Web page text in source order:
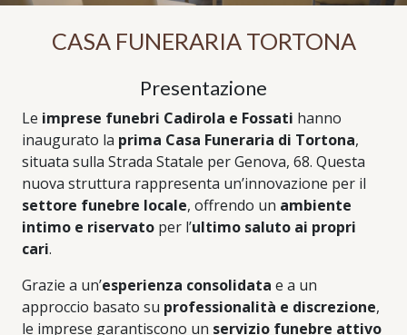
CASA FUNERARIA TORTONA
Presentazione
Le imprese funebri Cadirola e Fossati hanno
inaugurato la prima Casa Funeraria di Tortona,
situata sulla Strada Statale per Genova, 68. Questa
nuova struttura rappresenta un’innovazione per il
settore funebre locale, offrendo un ambiente
intimo e riservato per l’ultimo saluto ai propri
cari.
Grazie a un’esperienza consolidata e a un
approccio basato su professionalità e discrezione,
le imprese garantiscono un servizio funebre attivo